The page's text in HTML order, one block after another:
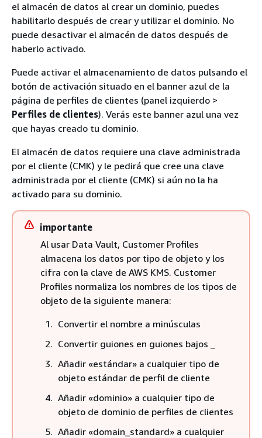
el almacén de datos al crear un dominio, puedes
habilitarlo después de crear y utilizar el dominio. No
puede desactivar el almacén de datos después de
haberlo activado.
Puede activar el almacenamiento de datos pulsando el
botón de activación situado en el banner azul de la
página de perfiles de clientes (panel izquierdo >
Perfiles de clientes). Verás este banner azul una vez
que hayas creado tu dominio.
El almacén de datos requiere una clave administrada
por el cliente (CMK) y le pedirá que cree una clave
administrada por el cliente (CMK) si aún no la ha
activado para su dominio.
importante
Al usar Data Vault, Customer Profiles
almacena los datos por tipo de objeto y los
cifra con la clave de AWS KMS. Customer
Profiles normaliza los nombres de los tipos de
objeto de la siguiente manera:
Convertir el nombre a minúsculas
Convertir guiones en guiones bajos _
Añadir «estándar» a cualquier tipo de
objeto estándar de perfil de cliente
Añadir «dominio» a cualquier tipo de
objeto de dominio de perfiles de clientes
Añadir «domain_standard» a cualquier